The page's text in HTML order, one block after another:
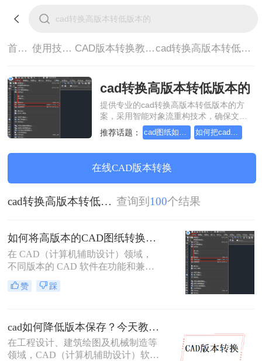
首页> 使用技巧> CAD版本转换教程> cad转换高版本转低版本的
cad转换高版本转低版本的
提供专业的cad转换高版本转低版本的方
案，采用智能对象流重构技术，确保文档
1:1高保真还原且排版不乱码。支持一键批
量处理，全链路 SSL 加密保障隐私安全。
无需安装，高效办公。
推荐话题： cad图纸如何转换成低版本的 如何把cad图纸转换成低版本的
在线CAD版本转换
cad转换高版本转低版本的 查询到 100个结果
如何将高版本的CAD图纸转换成低版本的CAD图纸？3种实用方法对比！
在 CAD（计算机辅助设计）领域，
不同版本的 CAD 软件在功能和兼容
性上存在差异。高版本 CAD 绘制的
图纸，低版本软件往往无法直接打
为低版本 成为设计师的常见需求。本
文从 转换精度、操作难度、批量能
力、隐私安全 四个维度，对比三种主
赞 踩
cad如何降低版本保存？今天教你3种三种实用方法对比！
在工程设计、建筑绘图及机械制造等
领域，CAD（计算机辅助设计）软件